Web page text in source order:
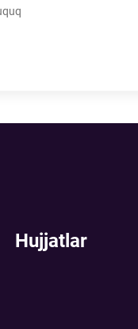
Hujjatlar